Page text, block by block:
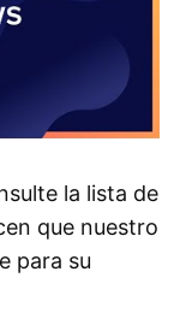
la lista de
que nuestro
para su